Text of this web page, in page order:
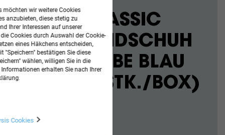
ABENA CLASSIC
NITRIL HANDSCHUH
IN DER FARBE BLAU
(10X 100 STK./BOX)
JETZT KAUFEN
möchten wir weitere Cookies
anzubieten, diese stetig zu
Ihrer Interessen auf unserer
Cookies durch Auswahl der Cookie-
eines Häkchens entscheiden,
"Speichern" bestätigen Sie diese
wählen, willigen Sie in die
erhalten Sie nach Ihrer
Cookies